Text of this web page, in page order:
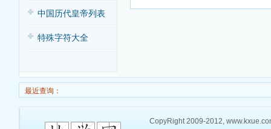
中国历代皇帝列表
特殊字符大全
最近查询：
CopyRight 2009-2012,